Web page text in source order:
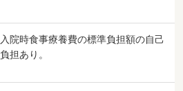
入院時食事療養費の標準負担額の自己
負担あり。